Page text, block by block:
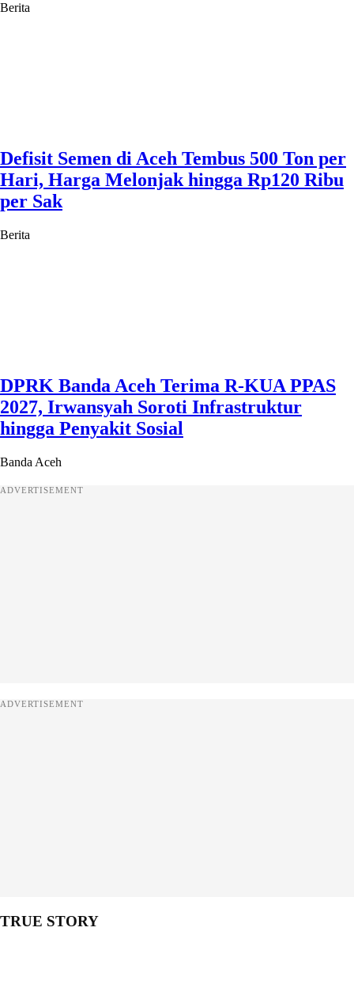
Berita
Defisit Semen di Aceh Tembus 500 Ton per
Hari, Harga Melonjak hingga Rp120 Ribu
per Sak
Berita
DPRK Banda Aceh Terima R-KUA PPAS
2027, Irwansyah Soroti Infrastruktur
hingga Penyakit Sosial
Banda Aceh
ADVERTISEMENT
ADVERTISEMENT
TRUE STORY